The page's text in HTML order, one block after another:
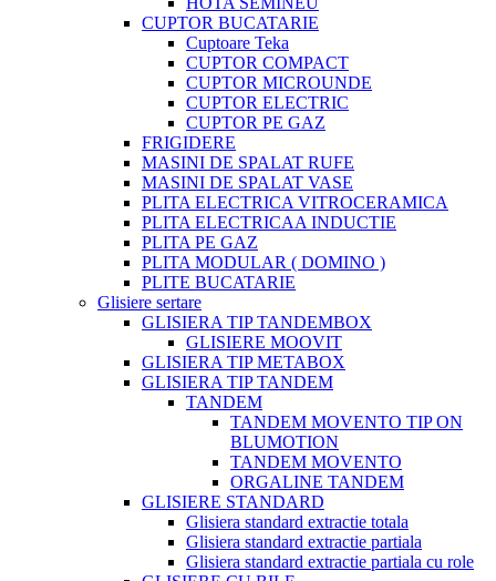
CUPTOR BUCATARIE
Cuptoare Teka
CUPTOR COMPACT
CUPTOR MICROUNDE
CUPTOR ELECTRIC
CUPTOR PE GAZ
FRIGIDERE
MASINI DE SPALAT RUFE
MASINI DE SPALAT VASE
PLITA ELECTRICA VITROCERAMICA
PLITA ELECTRICAA INDUCTIE
PLITA PE GAZ
PLITA MODULAR ( DOMINO )
PLITE BUCATARIE
Glisiere sertare
GLISIERA TIP TANDEMBOX
GLISIERE MOOVIT
GLISIERA TIP METABOX
GLISIERA TIP TANDEM
TANDEM
TANDEM MOVENTO TIP ON
BLUMOTION
TANDEM MOVENTO
ORGALINE TANDEM
GLISIERE STANDARD
Glisiera standard extractie totala
Glisiera standard extractie partiala
Glisiera standard extractie partiala cu role